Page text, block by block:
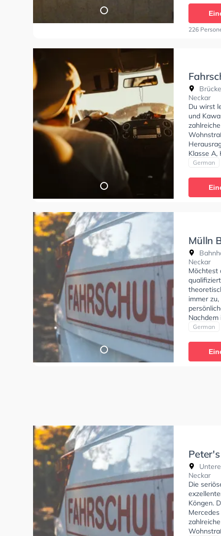
einen
226
Neckar
Du wirst
und
Klasse A,
und
German
Mülln
Neckar
Möchtest
immer
gemacht
nicht
German
Neckar
Die
Köngen.